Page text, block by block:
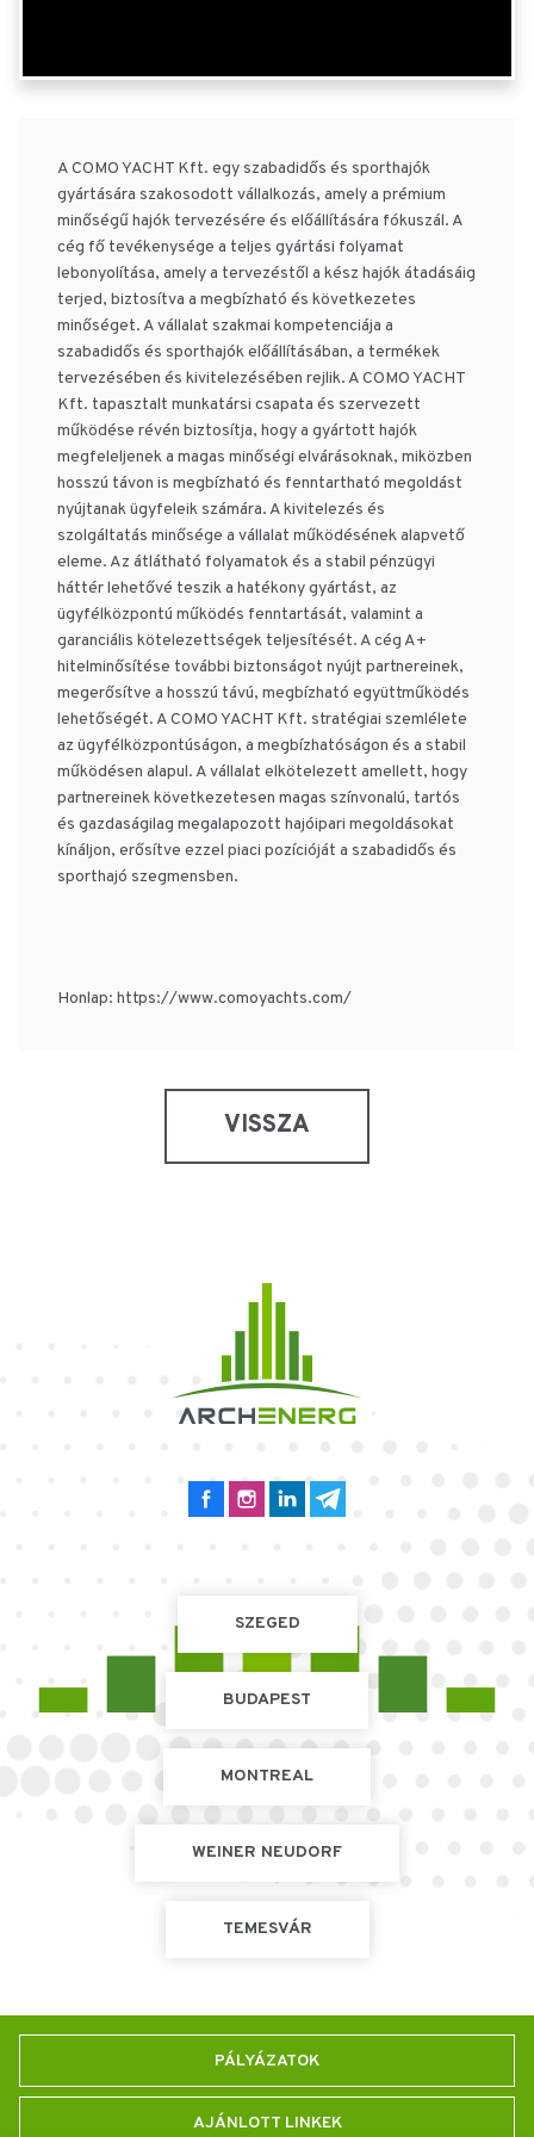
A COMO YACHT Kft. egy szabadidős és sporthajók
gyártására szakosodott vállalkozás, amely a prémium
minőségű hajók tervezésére és előállítására fókuszál. A
cég fő tevékenysége a teljes gyártási folyamat
lebonyolítása, amely a tervezéstől a kész hajók átadásáig
terjed, biztosítva a megbízható és következetes
minőséget. A vállalat szakmai kompetenciája a
szabadidős és sporthajók előállításában, a termékek
tervezésében és kivitelezésében rejlik. A COMO YACHT
Kft. tapasztalt munkatársi csapata és szervezett
működése révén biztosítja, hogy a gyártott hajók
megfeleljenek a magas minőségi elvárásoknak, miközben
hosszú távon is megbízható és fenntartható megoldást
nyújtanak ügyfeleik számára. A kivitelezés és
szolgáltatás minősége a vállalat működésének alapvető
eleme. Az átlátható folyamatok és a stabil pénzügyi
háttér lehetővé teszik a hatékony gyártást, az
ügyfélközpontú működés fenntartását, valamint a
garanciális kötelezettségek teljesítését. A cég A+
hitelminősítése további biztonságot nyújt partnereinek,
megerősítve a hosszú távú, megbízható együttműködés
lehetőségét. A COMO YACHT Kft. stratégiai szemlélete
az ügyfélközpontúságon, a megbízhatóságon és a stabil
működésen alapul. A vállalat elkötelezett amellett, hogy
partnereinek következetesen magas színvonalú, tartós
és gazdaságilag megalapozott hajóipari megoldásokat
kínáljon, erősítve ezzel piaci pozícióját a szabadidős és
sporthajó szegmensben.
Honlap: https://www.comoyachts.com/
VISSZA
SZEGED
BUDAPEST
MONTREAL
WEINER NEUDORF
TEMESVÁR
PÁLYÁZATOK
AJÁNLOTT LINKEK